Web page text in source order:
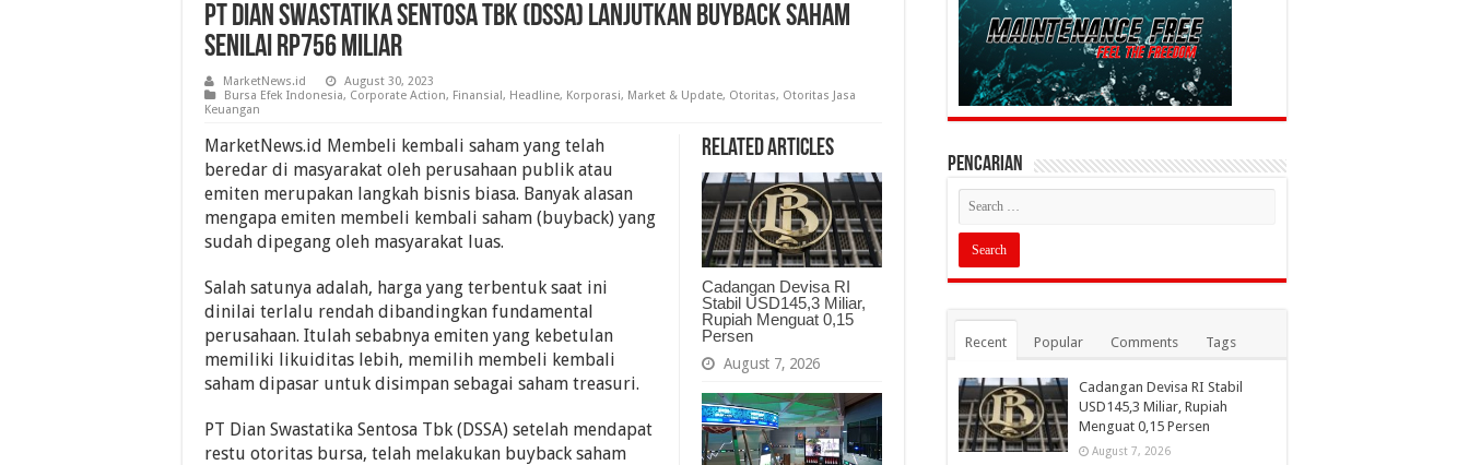
PT Dian Swastatika Sentosa Tbk (DSSA) Lanjutkan Buyback Saham
Senilai Rp756 Miliar
MarketNews.id
August 30, 2023
Bursa Efek Indonesia, Corporate Action, Finansial, Headline, Korporasi, Market & Update, Otoritas, Otoritas Jasa
Keuangan
Related Articles
Cadangan Devisa RI
Stabil USD145,3 Miliar,
Rupiah Menguat 0,15
Persen
August 7, 2026
MarketNews.id Membeli kembali saham yang telah
beredar di masyarakat oleh perusahaan publik atau
emiten merupakan langkah bisnis biasa. Banyak alasan
mengapa emiten membeli kembali saham (buyback) yang
sudah dipegang oleh masyarakat luas.
Salah satunya adalah, harga yang terbentuk saat ini
dinilai terlalu rendah dibandingkan fundamental
perusahaan. Itulah sebabnya emiten yang kebetulan
memiliki likuiditas lebih, memilih membeli kembali
saham dipasar untuk disimpan sebagai saham treasuri.
PT Dian Swastatika Sentosa Tbk (DSSA) setelah mendapat
restu otoritas bursa, telah melakukan buyback saham
PENCARIAN
Recent Popular Comments Tags
Cadangan Devisa RI Stabil
USD145,3 Miliar, Rupiah
Menguat 0,15 Persen
August 7, 2026